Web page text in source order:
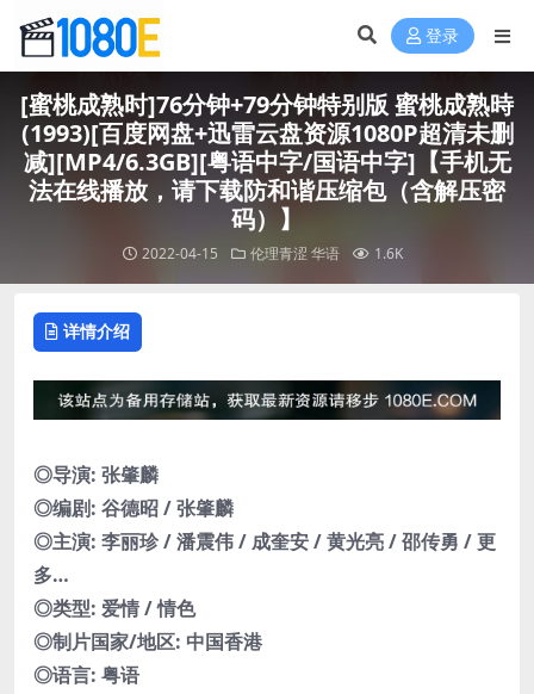
登录
[蜜桃成熟时]76分钟+79分钟特别版 蜜桃成熟時
(1993)[百度网盘+迅雷云盘资源1080P超清未删
减][MP4/6.3GB][粤语中字/国语中字]【手机无
法在线播放，请下载防和谐压缩包（含解压密
码）】
2022-04-15 伦理青涩 华语 1.6K
详情介绍
◎导演: 张肇麟
◎编剧: 谷德昭 / 张肇麟
◎主演: 李丽珍 / 潘震伟 / 成奎安 / 黄光亮 / 邵传勇 / 更
多…
◎类型: 爱情 / 情色
◎制片国家/地区: 中国香港
◎语言: 粤语